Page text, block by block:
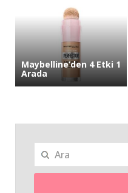
Maybelline’den 4 Etki 1
Arada